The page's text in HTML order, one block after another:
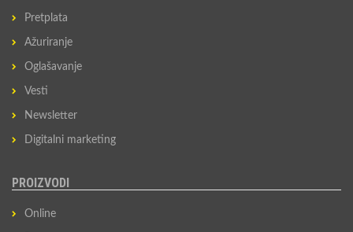
Pretplata
Ažuriranje
Oglašavanje
Vesti
Newsletter
Digitalni marketing
PROIZVODI
Online